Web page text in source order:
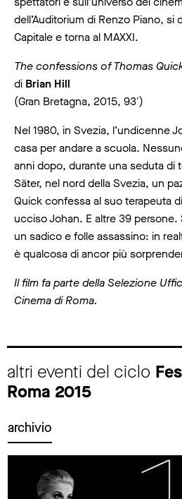
dell’Auditorium di Renzo Piano, si
Capitale e torna al MAXXI.
The confessions of Thomas
di Brian Hill
(Gran Bretagna, 2015, 93′)
Nel 1980, in Svezia, l’undicenne
casa per andare a scuola.
anni dopo, durante una seduta di
Säter, nel nord della Svezia, un
Quick confessa al suo terapeuta
ucciso Johan. E altre 39
un sadico e folle assassino: in
è qualcosa di ancor più
Il film fa parte della Selezione
Cinema di Roma.
altri eventi del ciclo
Roma 2015
archivio